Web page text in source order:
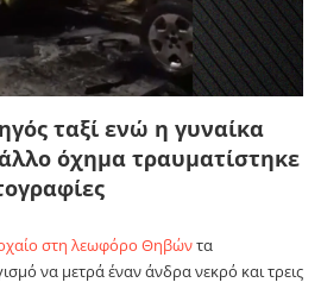
ταξί ενώ η γυναίκα
όχημα τραυματίστηκε
στη λεωφόρο Θηβώντα
να μετρά έναν άνδρα νεκρό και τρεις